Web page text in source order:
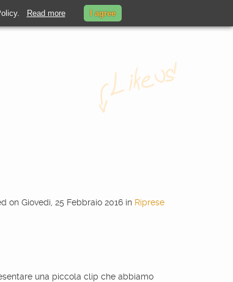
on Giovedì, 25 Febbraio 2016 in Riprese
una piccola clip che abbiamo
Read more I agree